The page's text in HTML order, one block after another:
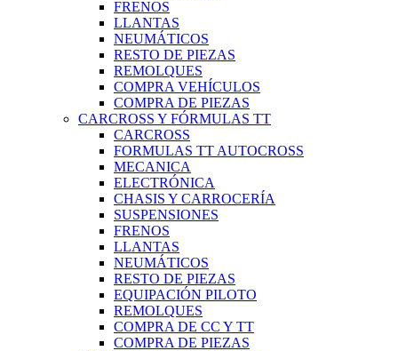
FRENOS
LLANTAS
NEUMÁTICOS
RESTO DE PIEZAS
REMOLQUES
COMPRA VEHÍCULOS
COMPRA DE PIEZAS
CARCROSS Y FÓRMULAS TT
CARCROSS
FORMULAS TT AUTOCROSS
MECANICA
ELECTRÓNICA
CHASIS Y CARROCERÍA
SUSPENSIONES
FRENOS
LLANTAS
NEUMÁTICOS
RESTO DE PIEZAS
EQUIPACIÓN PILOTO
REMOLQUES
COMPRA DE CC Y TT
COMPRA DE PIEZAS